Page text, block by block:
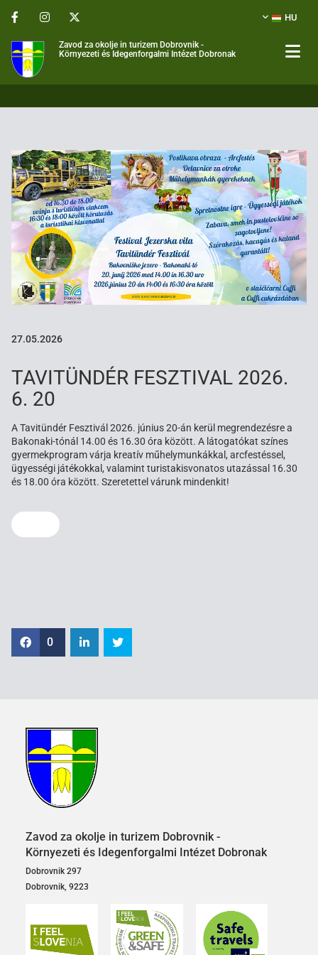
HU
Zavod za okolje in turizem Dobrovnik -
Környezeti és Idegenforgalmi Intézet Dobronak
27.05.2026
TAVITÜNDÉR FESZTIVAL 2026.
6. 20
A Tavitündér Fesztivál 2026. június 20-án kerül megrendezésre a
Bakonaki-tónál 14.00 és 16.30 óra között. A látogatókat színes
gyermekprogram várja kreatív műhelymunkákkal, arcfestéssel,
ügyességi játékokkal, valamint turistakisvonatos utazással 16.30
és 18.00 óra között. Szeretettel várunk mindenkit!
0
Zavod za okolje in turizem Dobrovnik -
Környezeti és Idegenforgalmi Intézet Dobronak
Dobrovnik 297
Dobrovnik, 9223